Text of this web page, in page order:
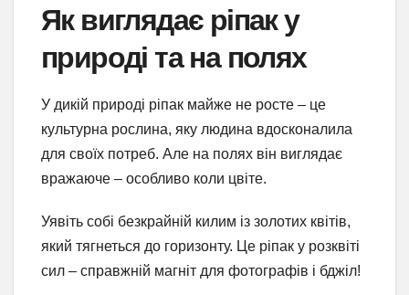
Як виглядає ріпак у
природі та на полях
У дикій природі ріпак майже не росте – це
культурна рослина, яку людина вдосконалила
для своїх потреб. Але на полях він виглядає
вражаюче – особливо коли цвіте.
Уявіть собі безкрайній килим із золотих квітів,
який тягнеться до горизонту. Це ріпак у розквіті
сил – справжній магніт для фотографів і бджіл!